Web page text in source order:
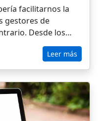
facilitarnos la
gestores de
Desde los
de los navegadores
como Raindrop o
mantener los
¿Por qué fallan
la mejor forma de
contenidos
Leer más